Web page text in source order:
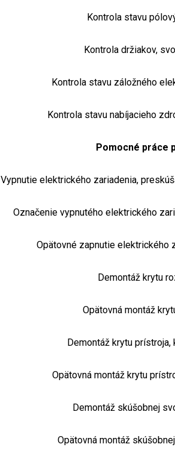
Kontrola stavu
Kontrola držiakov,
Kontrola stavu záložného
Kontrola stavu nabíjacieho
Pomocné práce
Vypnutie elektrického zariadenia,
Označenie vypnutého elektrického
Opätovné zapnutie elektrického
Demontáž krytu
Opätovná montáž
Demontáž krytu
Opätovná montáž krytu
Demontáž skúšobnej
Opätovná montáž